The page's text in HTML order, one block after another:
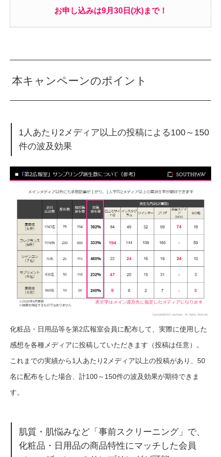
お申し込みは9月30日(水)まで！
本キャンペーンのポイント
1人あたり2メディア以上の投稿による100～150
件の波及効果
化粧品・日用品等を第2広報室会員に配布して、実際に使用した
感想を各種メディアに投稿していただきます（投稿は任意）。
これまでの実績から1人あたり2メディア以上の投稿があり、50
名に配布をした場合、計100～150件の波及効果が期待できま
す。
肌質・肌悩みなど「事前スクリーニング」で、
化粧品・日用品の商品特性にマッチした会員